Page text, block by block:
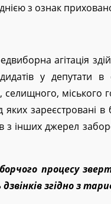
з ознак
агітація
у депутати
селищного, міського
яких зареєстровані
з інших джерел
процесу
згідно з